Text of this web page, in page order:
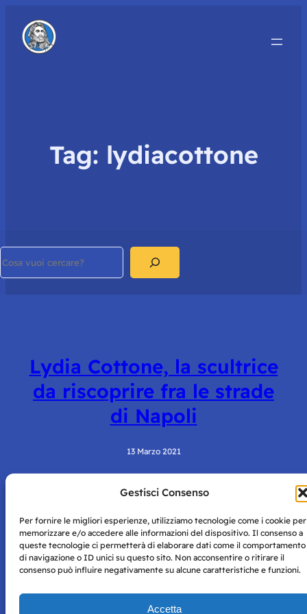
Gestisci Consenso
Per fornire le migliori esperienze, utilizziamo tecnologie come i cookie per
memorizzare e/o accedere alle informazioni del dispositivo. Il consenso a
queste tecnologie ci permetterà di elaborare dati come il comportamento
di navigazione o ID unici su questo sito. Non acconsentire o ritirare il
consenso può influire negativamente su alcune caratteristiche e funzioni.
Accetta
Tag: lydiacottone
Lydia Cottone, la scultrice
da riscoprire fra le strade
di Napoli
13 Marzo 2021
Napoli con autorizzazione numero 38 del 25/9/2019.
Tutte le immagini e i contenuti su questo sito sono forniti